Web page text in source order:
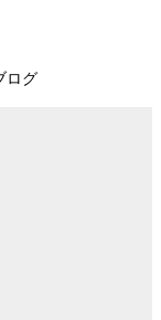
ログ